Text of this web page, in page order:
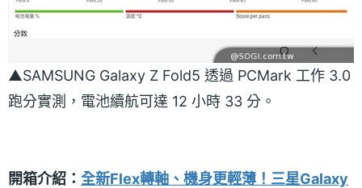
▲SAMSUNG Galaxy Z Fold5 透過 PCMark 工作 3.0
跑分實測，電池續航可達 12 小時 33 分。
開箱介紹： 全新Flex轉軸、機身更輕薄！三星Galaxy